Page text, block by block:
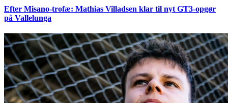
Efter Misano-trofæ: Mathias Villadsen klar til nyt GT3-opgør
på Vallelunga